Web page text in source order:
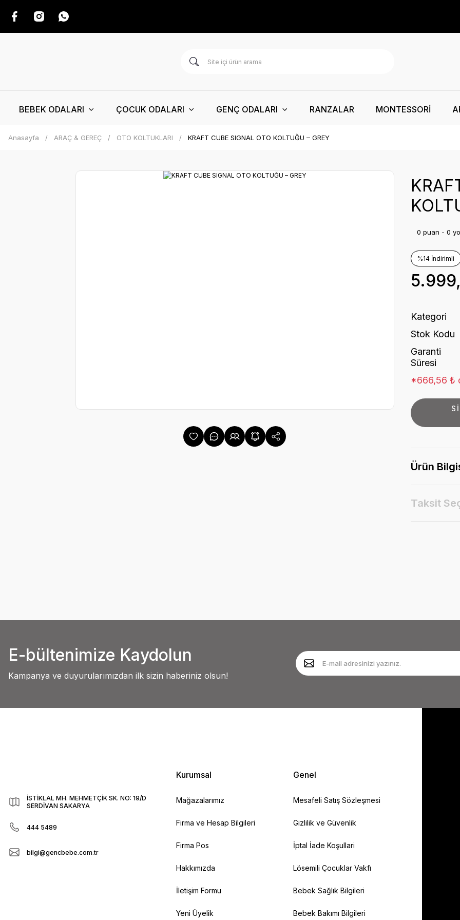
BEBEK ODALARI ÇOCUK ODALARI GENÇ ODALARI RANZALAR MONTESSORİ
Anasayfa ARAÇ & GEREÇ OTO KOLTUKLARI KRAFT CUBE SIGNAL OTO KOLTUĞU – GREY
0 puan - 0
%14 İndirimli
Kategori
Stok Kodu
Garanti
Süresi
*666,56 ₺
Ürün
Taksit
E-bültenimize Kaydolun
Kampanya ve duyurularımızdan ilk sizin haberiniz olsun!
İSTİKLAL MH. MEHMETÇİK SK. NO: 19/D
SERDİVAN SAKARYA
444 5489
bilgi@gencbebe.com.tr
Kurumsal
Mağazalarımız
Firma ve Hesap Bilgileri
Firma Pos
Hakkımızda
İletişim Formu
Yeni Üyelik
Genel
Mesafeli Satış Sözleşmesi
Gizlilik ve Güvenlik
İptal İade Koşullari
Lösemili Çocuklar Vakfı
Bebek Sağlık Bilgileri
Bebek Bakımı Bilgileri